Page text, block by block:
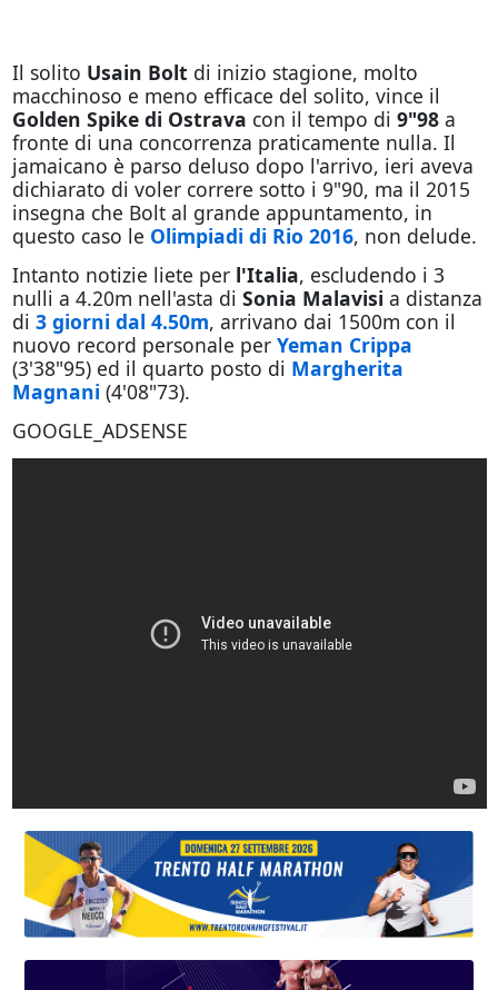
Il solito Usain Bolt di inizio stagione, molto
macchinoso e meno efficace del solito, vince il
Golden Spike di Ostrava con il tempo di 9"98 a
fronte di una concorrenza praticamente nulla. Il
jamaicano è parso deluso dopo l'arrivo, ieri aveva
dichiarato di voler correre sotto i 9"90, ma il 2015
insegna che Bolt al grande appuntamento, in
questo caso le Olimpiadi di Rio 2016, non delude.
Intanto notizie liete per l'Italia, escludendo i 3
nulli a 4.20m nell'asta di Sonia Malavisi a distanza
di 3 giorni dal 4.50m, arrivano dai 1500m con il
nuovo record personale per Yeman Crippa
(3'38"95) ed il quarto posto di Margherita
Magnani (4'08"73).
GOOGLE_ADSENSE